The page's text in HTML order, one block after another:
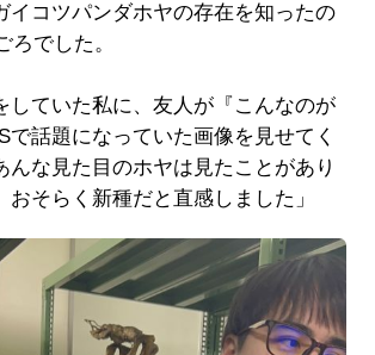
イコツパンダホヤの存在を知ったの
ろでした。
していた私に、友人が『こんなのが
で話題になっていた画像を見せてく
んな見た目のホヤは見たことがあり
おそらく新種だと直感しました」